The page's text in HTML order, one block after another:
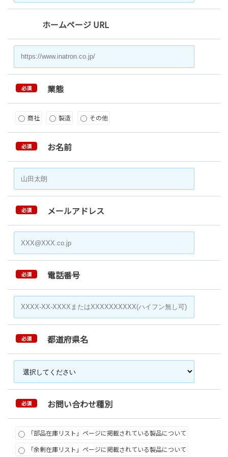
ホームページ URL
必須 業態
商社 製造 その他
必須 お名前
必須 メールアドレス
必須 電話番号
必須 都道府県名
必須 お問い合わせ種別
「部品在庫リスト」ページに掲載されている製品について
「余剰在庫リスト」ページに掲載されている製品について